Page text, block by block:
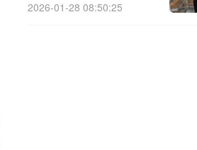
绩符预期
2026-01-28 08:50:25